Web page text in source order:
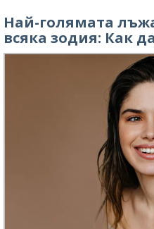
Най-голямата
всяка зодия: Как